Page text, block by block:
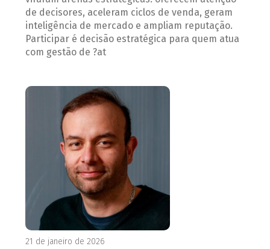
de decisores, aceleram ciclos de venda, geram
inteligência de mercado e ampliam reputação.
Participar é decisão estratégica para quem atua
com gestão de ?at
21 de janeiro de 2026